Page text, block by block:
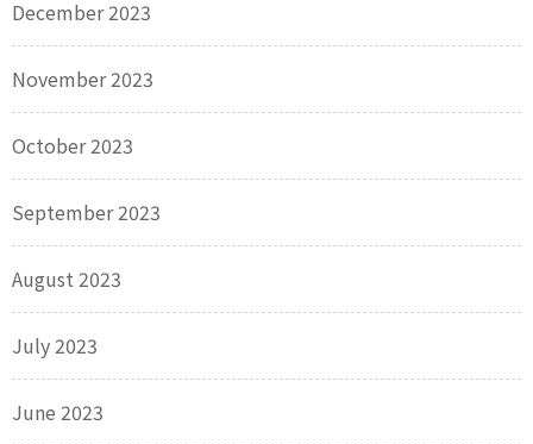
December 2023
November 2023
October 2023
September 2023
August 2023
July 2023
June 2023